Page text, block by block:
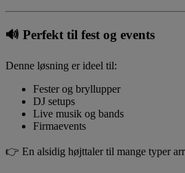
🔊 Perfekt til fest og events
Denne løsning er ideel til:
Fester og bryllupper
DJ setups
Live musik og bands
Firmaevents
👉 En alsidig højttaler til mange typer